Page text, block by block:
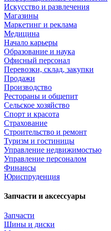
Искусство и развлечения
Магазины
Маркетинг и реклама
Медицина
Начало карьеры
Образование и наука
Офисный персонал
Перевозки, склад, закупки
Продажи
Производство
Рестораны и общепит
Сельское хозяйство
Спорт и красота
Страхование
Строительство и ремонт
Туризм и гостиницы
Управление недвижимостью
Управление персоналом
Финансы
Юриспруденция
Запчасти и аксессуары
Запчасти
Шины и диски